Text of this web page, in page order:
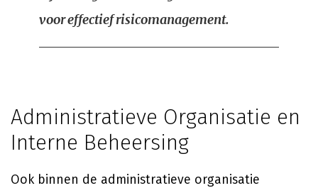
voor effectief risicomanagement.
Administratieve Organisatie en
Interne Beheersing
Ook binnen de administratieve organisatie